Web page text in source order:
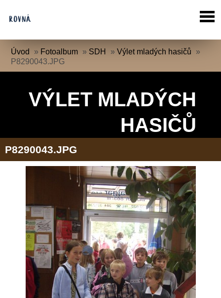
Úvod » Fotoalbum » SDH »Výlet mladých hasičů
»
P8290043.JPG
VÝLET MLADÝCH
HASIČŮ
P8290043.JPG